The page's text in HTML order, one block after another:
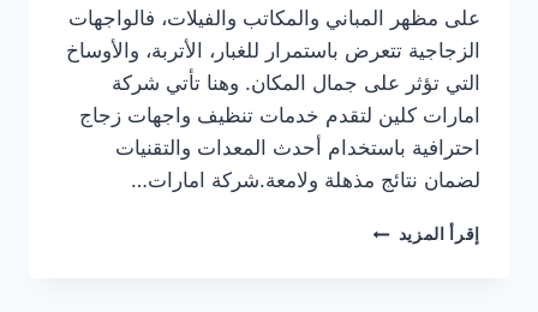
على مظهر المباني والمكاتب والفيلات، فالواجهات
الزجاجية تتعرض باستمرار للغبار، الأتربة، والأوساخ
التي تؤثر على جمال المكان. وهنا تأتي شركة
امارات كلين لتقدم خدمات تنظيف واجهات زجاج
احترافية باستخدام أحدث المعدات والتقنيات
لضمان نتائج مذهلة ولامعة.شركة امارات…
إقرأ المزيد شركة